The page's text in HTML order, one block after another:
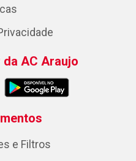
da AC Araujo
e Filtros